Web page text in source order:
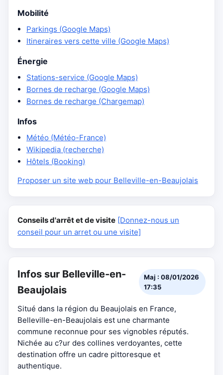
Mobilité
Parkings (Google Maps)
Itineraires vers cette ville (Google Maps)
Énergie
Stations-service (Google Maps)
Bornes de recharge (Google Maps)
Bornes de recharge (Chargemap)
Infos
Météo (Météo-France)
Wikipedia (recherche)
Hôtels (Booking)
Proposer un site web pour Belleville-en-Beaujolais
Conseils d'arrêt et de visite [Donnez-nous un
conseil pour un arret ou une visite]
Infos sur Belleville-en-
Beaujolais
Maj : 08/01/2026
17:35
Situé dans la région du Beaujolais en France,
Belleville-en-Beaujolais est une charmante
commune reconnue pour ses vignobles réputés.
Nichée au c?ur des collines verdoyantes, cette
destination offre un cadre pittoresque et
authentique.